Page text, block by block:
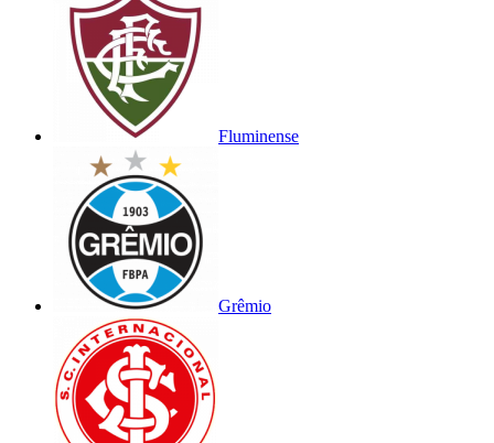
Fluminense
Grêmio